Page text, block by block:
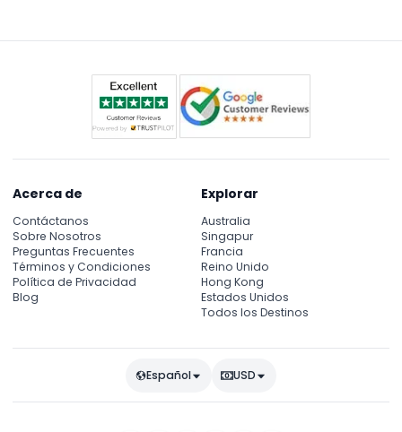
Acerca de
Contáctanos
Sobre Nosotros
Preguntas Frecuentes
Términos y Condiciones
Política de Privacidad
Blog
Explorar
Australia
Singapur
Francia
Reino Unido
Hong Kong
Estados Unidos
Todos los Destinos
Español USD